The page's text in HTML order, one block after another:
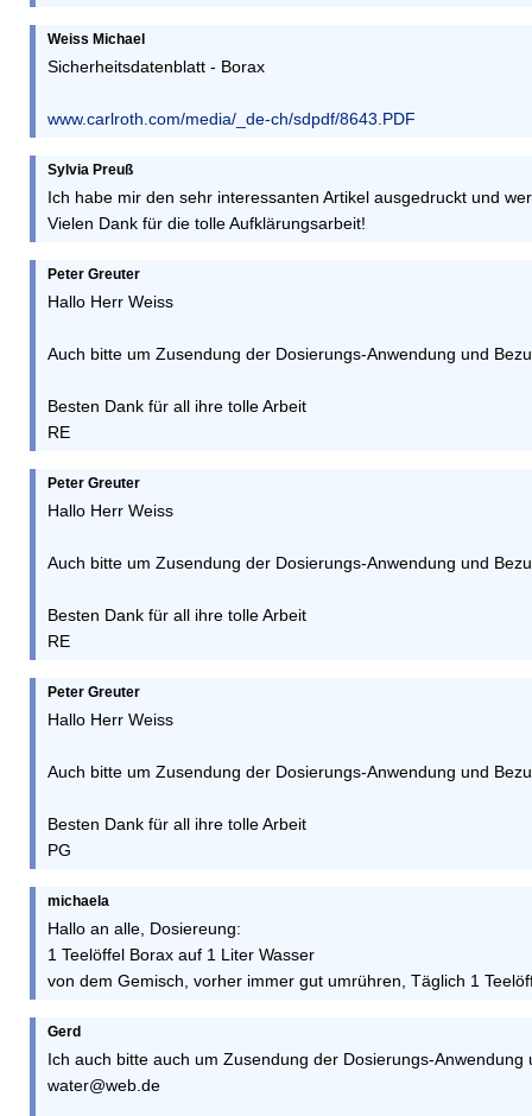
Weiss Michael
Sicherheitsdatenblatt - Borax
www.carlroth.com/media/_de-ch/sdpdf/8643.PDF
Sylvia Preuß
Ich habe mir den sehr interessanten Artikel ausgedruckt und
Vielen Dank für die tolle Aufklärungsarbeit!
Peter Greuter
Hallo Herr Weiss
Auch bitte um Zusendung der Dosierungs-Anwendung und
Besten Dank für all ihre tolle Arbeit
RE
Peter Greuter
Hallo Herr Weiss
Auch bitte um Zusendung der Dosierungs-Anwendung und
Besten Dank für all ihre tolle Arbeit
RE
Peter Greuter
Hallo Herr Weiss
Auch bitte um Zusendung der Dosierungs-Anwendung und
Besten Dank für all ihre tolle Arbeit
PG
michaela
Hallo an alle, Dosiereung:
1 Teelöffel Borax auf 1 Liter Wasser
von dem Gemisch, vorher immer gut umrühren, Täglich 1
Gerd
Ich auch bitte auch um Zusendung der Dosierungs-
water@web.de